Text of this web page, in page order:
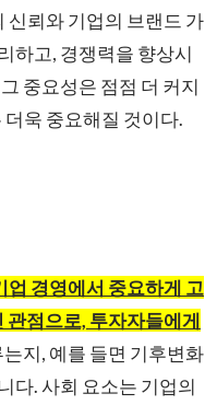
신뢰와 기업의 브랜드 가
하고, 경쟁력을 향상시
중요성은 점점 더 커지
욱 중요해질 것이다.
경영에서 중요하게 고
관점으로, 투자자들에게
지, 예를 들면 기후변화
다. 사회 요소는 기업의